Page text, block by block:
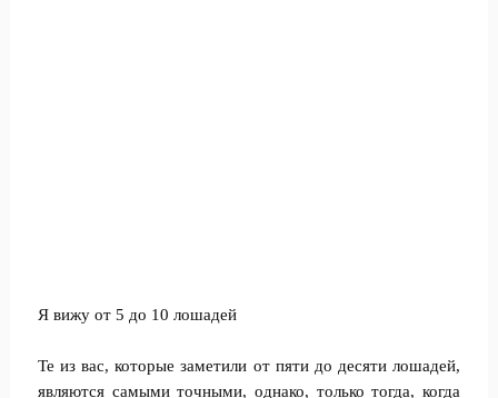
Я вижу от 5 до 10 лошадей
Те из вас, которые заметили от пяти до десяти лошадей,
являются самыми точными, однако, только тогда, когда